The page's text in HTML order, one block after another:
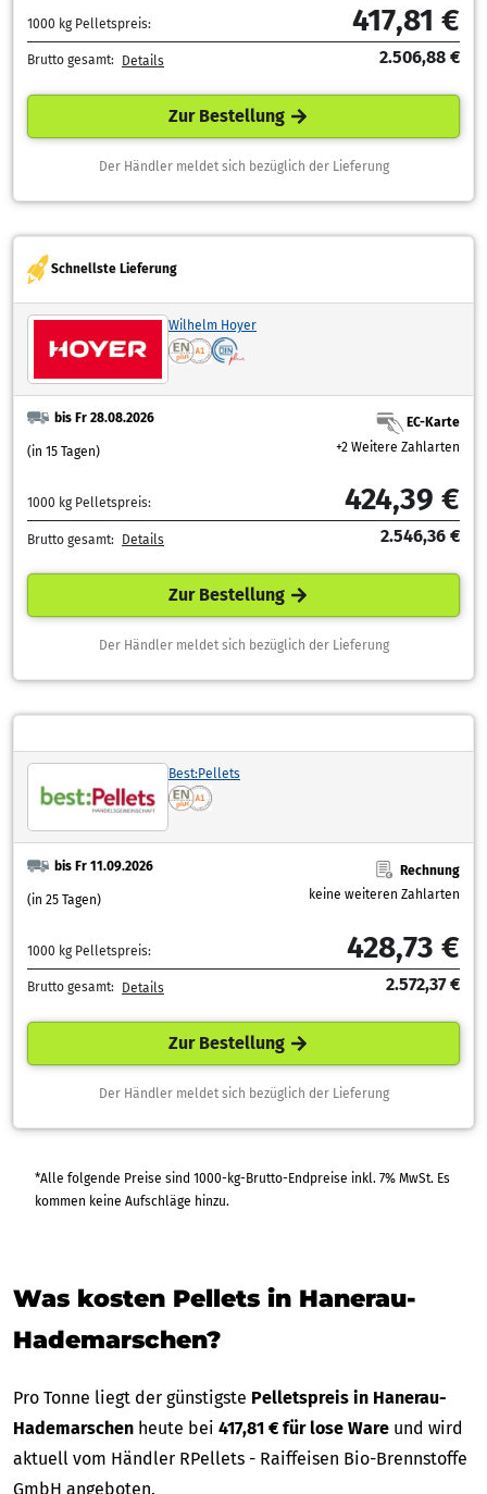
1000 kg Pelletspreis: 417,81 €
Brutto gesamt: Details 2.506,88 €
Zur Bestellung
Der Händler meldet sich bezüglich der Lieferung
Schnellste Lieferung
Wilhelm Hoyer
bis Fr 28.08.2026
(in 15 Tagen)
EC-Karte
+2 Weitere Zahlarten
1000 kg Pelletspreis: 424,39 €
Brutto gesamt: Details 2.546,36 €
Zur Bestellung
Der Händler meldet sich bezüglich der Lieferung
Best:Pellets
bis Fr 11.09.2026
(in 25 Tagen)
Rechnung
keine weiteren Zahlarten
1000 kg Pelletspreis: 428,73 €
Brutto gesamt: Details 2.572,37 €
Zur Bestellung
Der Händler meldet sich bezüglich der Lieferung
*Alle folgende Preise sind 1000-kg-Brutto-Endpreise inkl. 7% MwSt. Es
kommen keine Aufschläge hinzu.
Was kosten Pellets in Hanerau-
Hademarschen?
Pro Tonne liegt der günstigste Pelletspreis in Hanerau-
Hademarschen heute bei 417,81 € für lose Ware und wird
aktuell vom Händler RPellets - Raiffeisen Bio-Brennstoffe
GmbH angeboten.